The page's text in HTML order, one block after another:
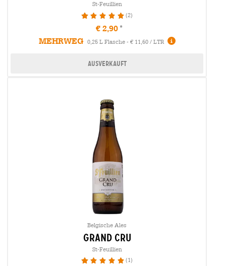
St-Feuillien
100% (2)
€ 2,90
MEHRWEG
0,25 L Flasche - € 11,60 / LTR
Ausverkauft
Belgische Ales
grand cru
St-Feuillien
100% (1)